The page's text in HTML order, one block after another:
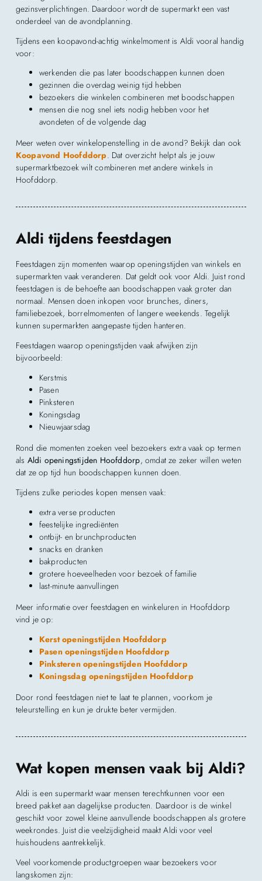
gezinsverplichtingen. Daardoor wordt de supermarkt een vast
onderdeel van de avondplanning.
Tijdens een koopavond-achtig winkelmoment is Aldi vooral handig
voor:
werkenden die pas later boodschappen kunnen doen
gezinnen die overdag weinig tijd hebben
bezoekers die winkelen combineren met boodschappen
mensen die nog snel iets nodig hebben voor het
avondeten of de volgende dag
Meer weten over winkelopenstelling in de avond? Bekijk dan ook
Koopavond Hoofddorp. Dat overzicht helpt als je jouw
supermarktbezoek wilt combineren met andere winkels in
Hoofddorp.
Aldi tijdens feestdagen
Feestdagen zijn momenten waarop openingstijden van winkels en
supermarkten vaak veranderen. Dat geldt ook voor Aldi. Juist rond
feestdagen is de behoefte aan boodschappen vaak groter dan
normaal. Mensen doen inkopen voor brunches, diners,
familiebezoek, borrelmomenten of langere weekends. Tegelijk
kunnen supermarkten aangepaste tijden hanteren.
Feestdagen waarop openingstijden vaak afwijken zijn
bijvoorbeeld:
Kerstmis
Pasen
Pinksteren
Koningsdag
Nieuwjaarsdag
Rond die momenten zoeken veel bezoekers extra vaak op termen
als Aldi openingstijden Hoofddorp, omdat ze zeker willen weten
dat ze op tijd hun boodschappen kunnen doen.
Tijdens zulke periodes kopen mensen vaak:
extra verse producten
feestelijke ingrediënten
ontbijt- en brunchproducten
snacks en dranken
bakproducten
grotere hoeveelheden voor bezoek of familie
last-minute aanvullingen
Meer informatie over feestdagen en winkeluren in Hoofddorp
vind je op:
Kerst openingstijden Hoofddorp
Pasen openingstijden Hoofddorp
Pinksteren openingstijden Hoofddorp
Koningsdag openingstijden Hoofddorp
Door rond feestdagen niet te laat te plannen, voorkom je
teleurstelling en kun je drukte beter vermijden.
Wat kopen mensen vaak bij Aldi?
Aldi is een supermarkt waar mensen terechtkunnen voor een
breed pakket aan dagelijkse producten. Daardoor is de winkel
geschikt voor zowel kleine aanvullende boodschappen als grotere
weekrondes. Juist die veelzijdigheid maakt Aldi voor veel
huishoudens aantrekkelijk.
Veel voorkomende productgroepen waar bezoekers voor
langskomen zijn: